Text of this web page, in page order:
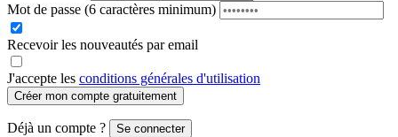
Mot de passe (6 caractères minimum)
Recevoir les nouveautés par email
J'accepte les conditions générales d'utilisation
Créer mon compte gratuitement
Déjà un compte ? Se connecter